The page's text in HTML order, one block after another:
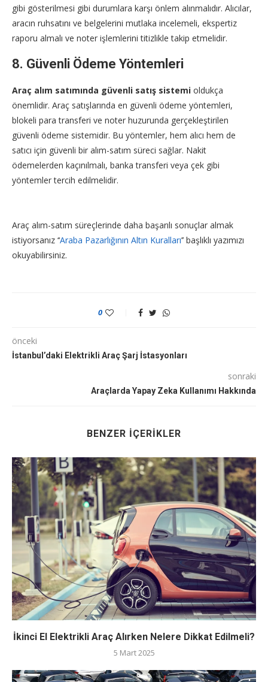
gibi gösterilmesi gibi durumlara karşı önlem alınmalıdır. Alıcılar,
aracın ruhsatını ve belgelerini mutlaka incelemeli, ekspertiz
raporu almalı ve noter işlemlerini titizlikle takip etmelidir.
8. Güvenli Ödeme Yöntemleri
Araç alım satımında güvenli satış sistemi oldukça
önemlidir. Araç satışlarında en güvenli ödeme yöntemleri,
blokeli para transferi ve noter huzurunda gerçekleştirilen
güvenli ödeme sistemidir. Bu yöntemler, hem alıcı hem de
satıcı için güvenli bir alım-satım süreci sağlar. Nakit
ödemelerden kaçınılmalı, banka transferi veya çek gibi
yöntemler tercih edilmelidir.
Araç alım-satım süreçlerinde daha başarılı sonuçlar almak
istiyorsanız ‘‘Araba Pazarlığının Altın Kuralları’’ başlıklı yazımızı
okuyabilirsiniz.
0
önceki
İstanbul’daki Elektrikli Araç Şarj İstasyonları
sonraki
Araçlarda Yapay Zeka Kullanımı Hakkında
BENZER İÇERIKLER
İkinci El Elektrikli Araç Alırken Nelere Dikkat Edilmeli?
5 Mart 2025